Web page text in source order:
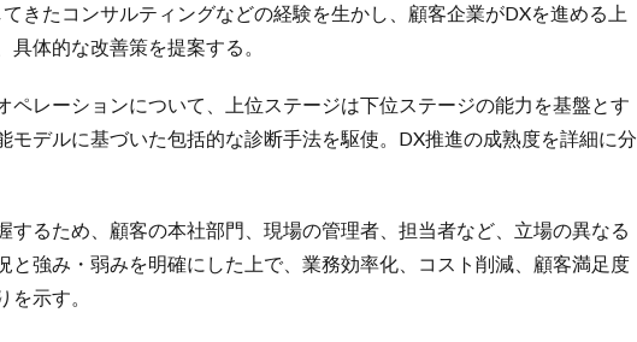
きたコンサルティングなどの経験を生かし、顧客企業がDXを進める上
体的な改善策を提案する。
ペレーションについて、上位ステージは下位ステージの能力を基盤とす
モデルに基づいた包括的な診断手法を駆使。DX推進の成熟度を詳細に分
するため、顧客の本社部門、現場の管理者、担当者など、立場の異なる
と強み・弱みを明確にした上で、業務効率化、コスト削減、顧客満足度
示す。